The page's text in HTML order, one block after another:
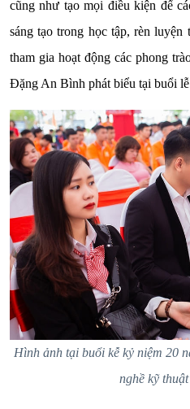
cũng như tạo mọi điều kiện để
sáng tạo trong học tập, rèn luyện
tham gia hoạt động các phong
Đặng An Bình phát biểu tại buổi
Hình ảnh tại buổi kễ kỷ niệm 20
nghề kỹ